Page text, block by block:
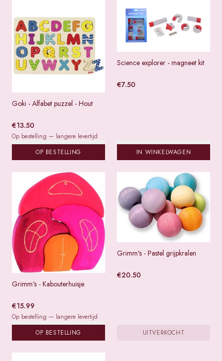
Goki - Alfabet puzzel - Hout
€13.50
Op bestelling — langere levertijd
OP BESTELLING
Science explorer - magneet kit
€7.50
IN WINKELWAGEN
Grimm's - Kabouterhuisje
€15.99
Op bestelling — langere levertijd
OP BESTELLING
Grimm's - Pastel grijpkralen
€20.50
UITVERKOCHT